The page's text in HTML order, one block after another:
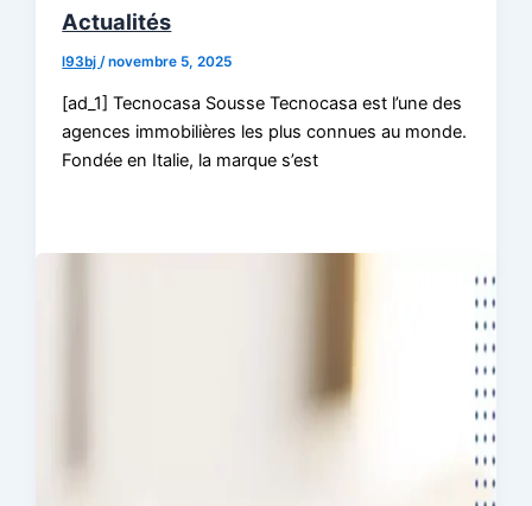
Actualités
l93bj/novembre 5, 2025
[ad_1] Tecnocasa Sousse Tecnocasa est l’une des
agences immobilières les plus connues au monde.
Fondée en Italie, la marque s’est